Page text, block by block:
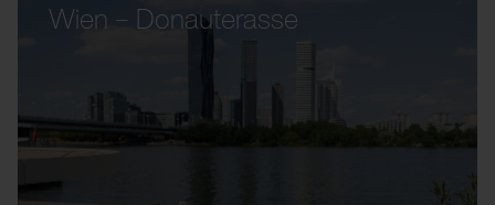
Wien – Donauterasse